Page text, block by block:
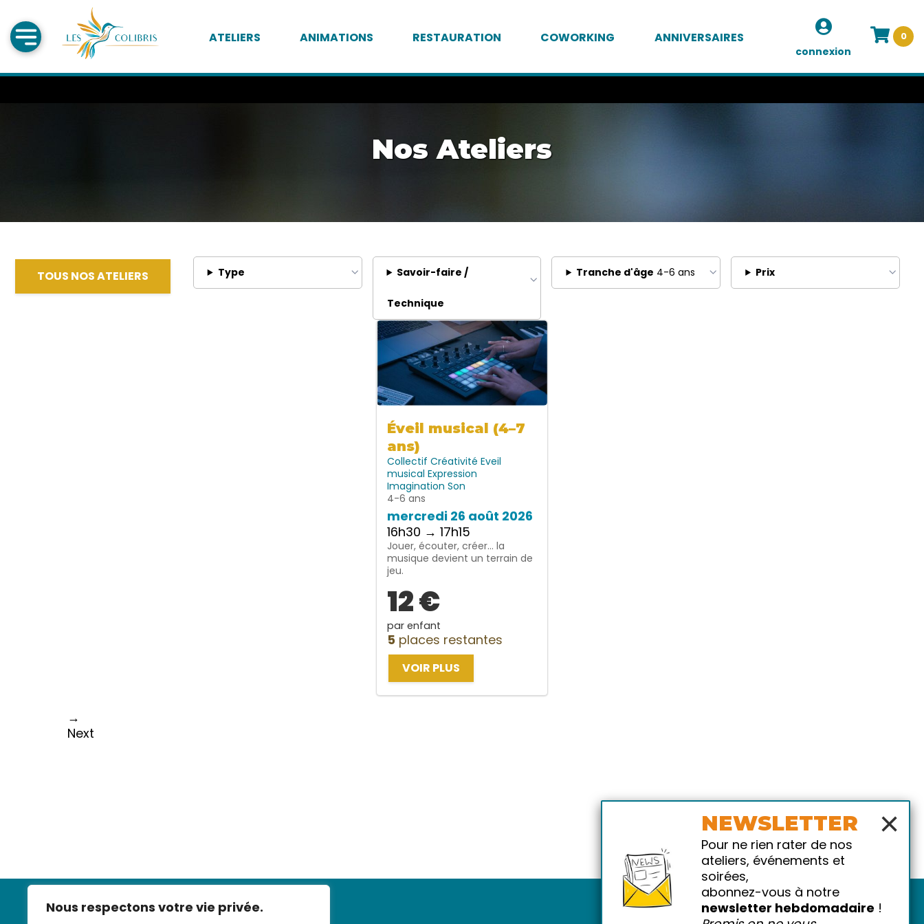
Nous respectons votre vie privée.
ATELIERS ANIMATIONS RESTAURATION COWORKING ANNIVERSAIRES
connexion
0
Nos Ateliers
TOUS NOS ATELIERS Type Savoir-faire /
Technique
Tranche d'âge 4-6 ans Prix
Éveil musical (4–7
ans)
Collectif Créativité Eveil
musical Expression
Imagination Son
4-6 ans
mercredi 26 août 2026
16h30 → 17h15
Jouer, écouter, créer… la
musique devient un terrain de
jeu.
12 €
par enfant
5 places restantes
VOIR PLUS
→
Next
×
NEWSLETTER
Pour ne rien rater de nos
ateliers, événements et
soirées,
abonnez-vous à notre
newsletter hebdomadaire !